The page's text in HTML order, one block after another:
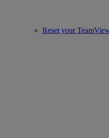
Reset your